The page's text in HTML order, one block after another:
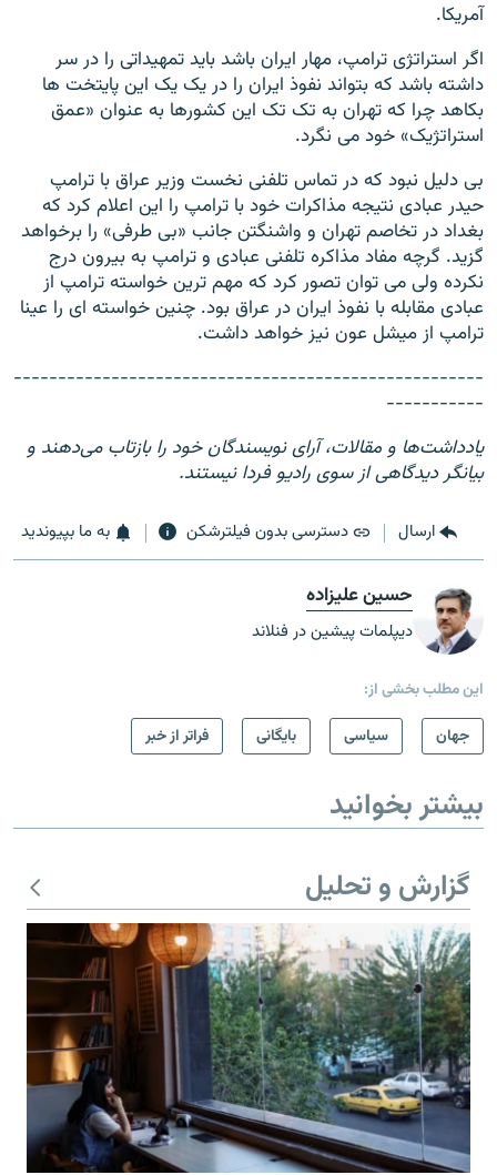
آمریکا.
اگر استراتژی ترامپ، مهار ایران باشد باید تمهیداتی را در سر
داشته باشد که بتواند نفوذ ایران را در یک یک این پایتخت ها
بکاهد چرا که تهران به تک تک این کشورها به عنوان «عمق
استراتژیک» خود می نگرد.
بی دلیل نبود که در تماس تلفنی نخست وزیر عراق با ترامپ
حیدر عبادی نتیجه مذاکرات خود با ترامپ را این اعلام کرد که
بغداد در تخاصم تهران و واشنگتن جانب «بی طرفی» را برخواهد
گزید. گرچه مفاد مذاکره تلفنی عبادی و ترامپ به بیرون درج
نکرده ولی می توان تصور کرد که مهم ترین خواسته ترامپ از
عبادی مقابله با نفوذ ایران در عراق بود. چنین خواسته ای را عینا
ترامپ از میشل عون نیز خواهد داشت.
-----------------------------------------------------
-----------
یادداشت‌ها و مقالات، آرای نویسندگان خود را بازتاب می‌دهند و
بیانگر دیدگاهی از سوی رادیو فردا نیستند.
ارسال دسترسی بدون فیلترشکن به ما بپیوندید
حسین علیزاده
دیپلمات پیشین در فنلاند
این مطلب بخشی از:
جهان
سیاسی بایگانی فراتر از خبر
بیشتر بخوانید
گزارش و تحلیل